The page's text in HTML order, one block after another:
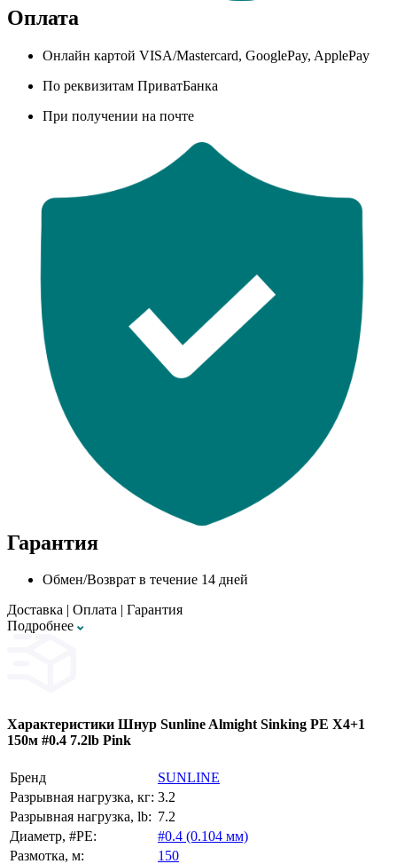
Оплата
Онлайн картой VISA/Mastercard, GooglePay, ApplePay
По реквизитам ПриватБанка
При получении на почте
Гарантия
Обмен/Возврат в течение 14 дней
Доставка | Оплата | Гарантия
Подробнее
Характеристики Шнур Sunline Almight Sinking PE X4+1
150м #0.4 7.2lb Pink
Бренд
SUNLINE
Разрывная нагрузка, кг: 3.2
Разрывная нагрузка, lb: 7.2
Диаметр, #PE:
#0.4 (0.104 мм)
Размотка, м:
150